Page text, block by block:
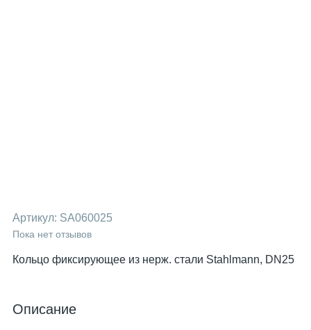
Артикул: SA060025
Пока нет отзывов
Кольцо фиксирующее из нерж. стали Stahlmann, DN25
Описание